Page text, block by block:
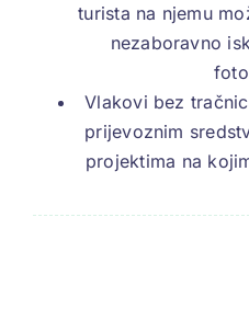
turista na njemu
nezaboravno
Vlakovi bez
prijevoznim
projektima na